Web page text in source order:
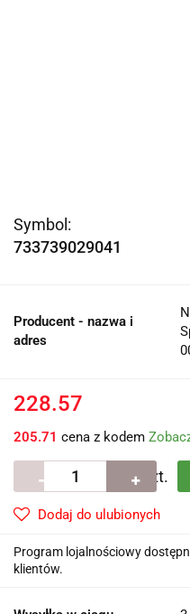
Symbol:
733739029041
Producent - nazwa i
adres
228.57
205.71 cena z kodem
szt.
Dodaj do ulubionych
Program lojalnościowy
klientów.